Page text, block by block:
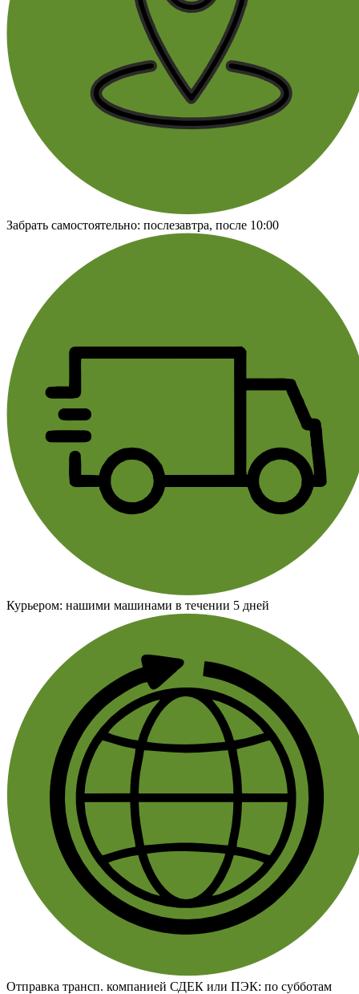
Забрать самостоятельно: послезавтра, после 10:00
Курьером: нашими машинами в течении 5 дней
Отправка трансп. компанией СДЕК или ПЭК: по субботам